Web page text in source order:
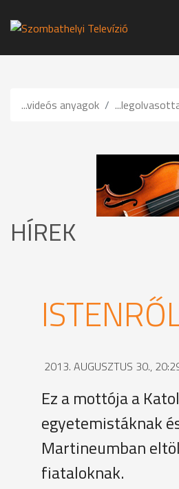
...videós anyagok
HÍREK
2013. AUGUSZTUS 30.,
Ez a mottója a
egyetemistáknak
Martineumban
fiataloknak.